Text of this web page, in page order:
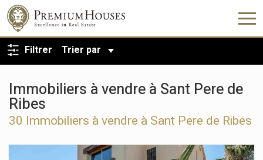
Filtrer Trier par
Immobiliers à vendre à Sant Pere de
Ribes
30 Immobiliers à vendre à Sant Pere de Ribes
RETOUR À LA RECHERCHE